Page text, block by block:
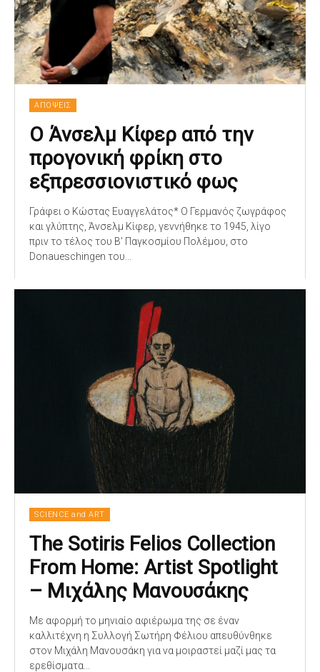
ΑΠΟΨΕΙΣ
Ο Άνσελμ Κίφερ από την
προγονική φρίκη στο
εξπρεσσιονιστικό φως
Γράφει ο Κώστας Ευαγγελάτος* O Γερμανός ζωγράφος
και γλύπτης, Άνσελμ Κίφερ, γεννήθηκε το 1945, λίγο
πριν το τέλος του Β’ Παγκοσμίου Πολέμου, στο
Donaueschingen του...
SCIENCE and ART
Τhe Sotiris Felios Collection
From Home: Artist Spotlight
– Μιχάλης Μανουσάκης
Με αφορμή το μηνιαίο αφιέρωμα της σε έναν
καλλιτέχνη η Συλλογή Σωτήρη Φέλιου απευθύνθηκε
στον Μιχάλη Μανουσάκη για να μοιραστεί μαζί μας τα
ερεθίσματα...